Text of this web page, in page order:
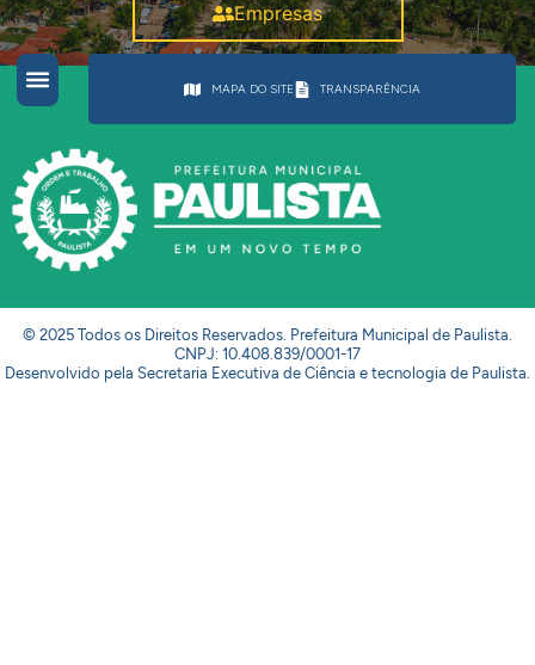
Empresas
MAPA DO SITE TRANSPARÊNCIA
© 2025 Todos os Direitos Reservados. Prefeitura Municipal de Paulista.
CNPJ: 10.408.839/0001-17
Desenvolvido pela Secretaria Executiva de Ciência e tecnologia de Paulista.